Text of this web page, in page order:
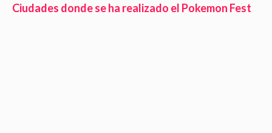
Ciudades donde se ha realizado el Pokemon Fest